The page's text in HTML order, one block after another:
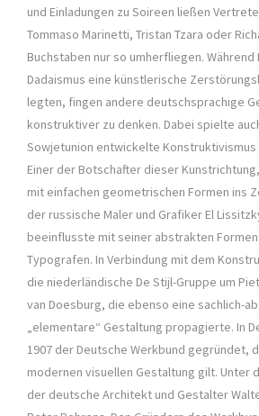
und Einladungen zu Soireen ließen
Tommaso Marinetti, Tristan Tzara oder
Buchstaben nur so umherfliegen. Während
Dadaismus eine künstlerische
legten, fingen andere deutschsprachige
konstruktiver zu denken. Dabei spielte
Sowjetunion entwickelte Konstruktivismus
Einer der Botschafter dieser
mit einfachen geometrischen Formen ins
der russische Maler und Grafiker El
beeinflusste mit seiner abstrakten
Typografen. In Verbindung mit dem
die niederländische De Stijl-Gruppe um
van Doesburg, die ebenso eine sachlich-
„elementare“ Gestaltung propagierte. In
1907 der Deutsche Werkbund gegründet,
modernen visuellen Gestaltung gilt. Unter
der deutsche Architekt und Gestalter